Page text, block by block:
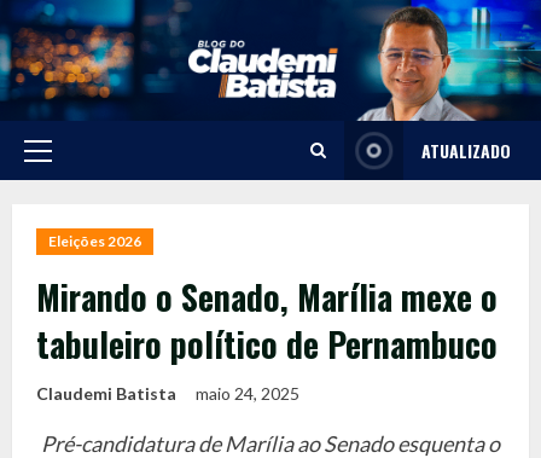
Skip
to
content
Primary
ATUALIZADO
Eleições 2026
Mirando o Senado, Marília mexe o
tabuleiro político de Pernambuco
Claudemi Batista maio 24, 2025
Pré-candidatura de Marília ao Senado esquenta o